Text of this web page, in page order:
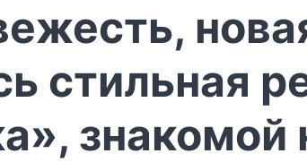
стильная
знакомой